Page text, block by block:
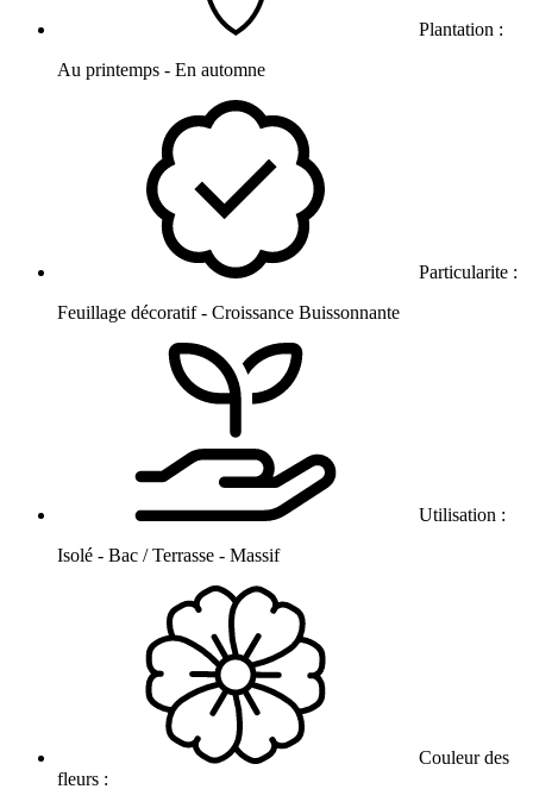
Plantation :
Au printemps - En automne
Particularite :
Feuillage décoratif - Croissance Buissonnante
Utilisation :
Isolé - Bac / Terrasse - Massif
Couleur des
fleurs :